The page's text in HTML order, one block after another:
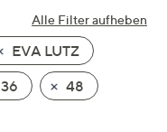
Alle Filter aufheben
EVA LUTZ
36 48